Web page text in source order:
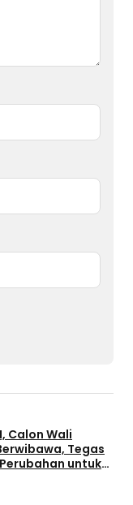
Calon Wali
Tegas
untuk